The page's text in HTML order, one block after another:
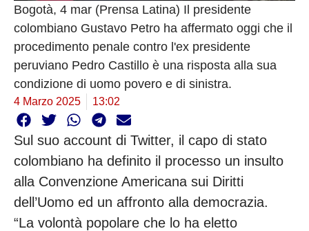
Bogotà, 4 mar (Prensa Latina) Il presidente
colombiano Gustavo Petro ha affermato oggi che il
procedimento penale contro l'ex presidente
peruviano Pedro Castillo è una risposta alla sua
condizione di uomo povero e di sinistra.
4 Marzo 2025 13:02
Sul suo account di Twitter, il capo di stato
colombiano ha definito il processo un insulto
alla Convenzione Americana sui Diritti
dell’Uomo ed un affronto alla democrazia.
“La volontà popolare che lo ha eletto